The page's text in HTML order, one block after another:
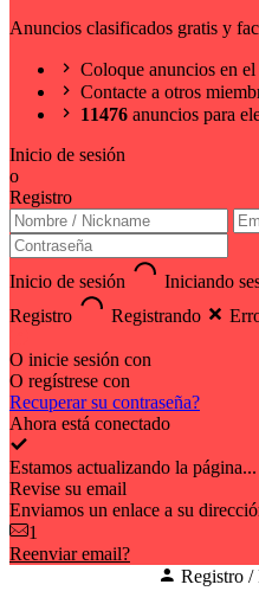
Anuncios clasificados gratis y
Coloque anuncios en
Contacte a otros
11476 anuncios para
Inicio de sesión
o
Registro
Inicio de sesión Iniciando
Registro
Registrando
O inicie sesión con
O regístrese con
Recuperar su contraseña?
Ahora está conectado
Estamos actualizando la página...
Revise su email
Enviamos un enlace a su
1
Reenviar email?
Registro /